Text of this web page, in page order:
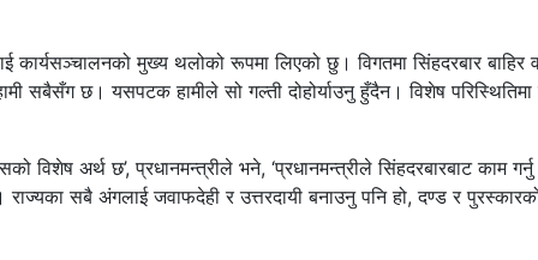
कार्यसञ्चालनको मुख्य थलोको रूपमा लिएको छु। विगतमा सिंहदरबार बाहिर
सबैसँग छ। यसपटक हामीले सो गल्ती दोहोर्याउनु हुँदैन। विशेष
विशेष अर्थ छ’, प्रधानमन्त्रीले भने, ‘प्रधानमन्त्रीले सिंहदरबारबाट काम
सबै अंगलाई जवाफदेही र उत्तरदायी बनाउनु पनि हो, दण्ड र